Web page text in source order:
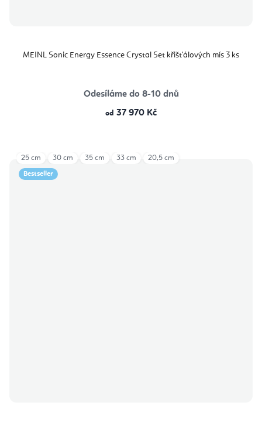
MEINL Sonic Energy Essence Crystal Set křišťálových mís 3 ks
Odesíláme do 8-10 dnů
od 37 970 Kč
Bestseller
25 cm 30 cm 35 cm 33 cm 20,5 cm